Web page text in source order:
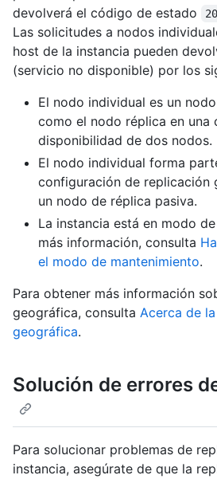
devolverá el código de estado
Las solicitudes a nodos
host de la instancia pueden
(servicio no disponible) por los
El nodo individual es un
como el nodo réplica en una
disponibilidad de dos nodos.
El nodo individual forma
configuración de replicación
un nodo de réplica pasiva.
La instancia está en modo
más información, consulta
el modo de mantenimiento.
Para obtener más información
geográfica, consulta Acerca de
geográfica.
Solución de errores
Para solucionar problemas de
instancia, asegúrate de que la